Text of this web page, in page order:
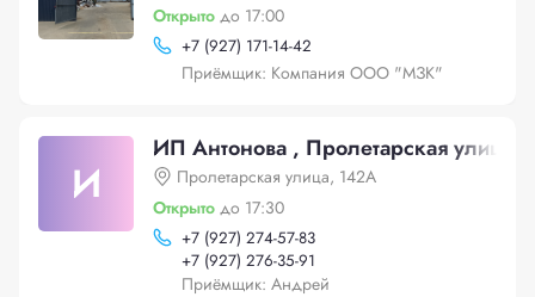
Открыто до 17:00
+7 (927) 171-14-42
Приёмщик: Компания ООО "МЗК"
И
ИП Антонова , Пролетарская улица,
Пролетарская улица, 142А
Открыто до 17:30
+7 (927) 274-57-83
+7 (927) 276-35-91
Приёмщик: Андрей